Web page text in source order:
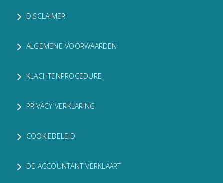
DISCLAIMER
ALGEMENE VOORWAARDEN
KLACHTENPROCEDURE
PRIVACY VERKLARING
COOKIEBELEID
DE ACCOUNTANT VERKLAART